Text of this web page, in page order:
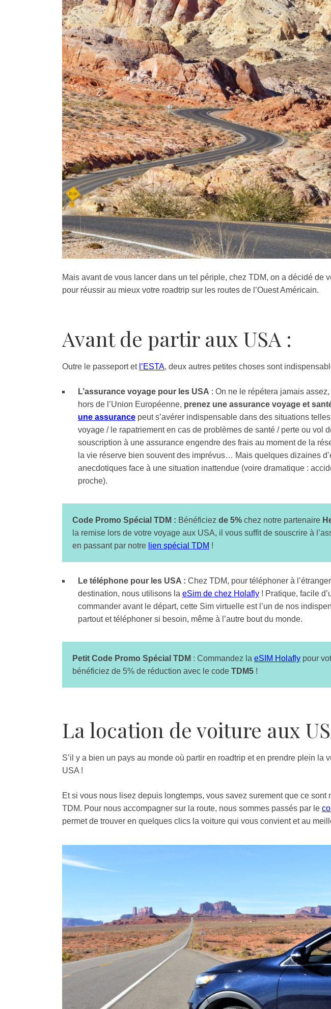
Mais avant de vous lancer dans un tel périple, chez TDM, on a décidé de
pour réussir au mieux votre roadtrip sur les routes de l’Ouest Américain.
Avant de partir aux USA :
Outre le passeport et l’ESTA, deux autres petites choses sont
L’assurance voyage pour les USA : On ne le répétera jamais
hors de l’Union Européenne, prenez une assurance voyage et
une assurance peut s’avérer indispensable dans des situations
voyage / le rapatriement en cas de problèmes de santé / perte ou vol
souscription à une assurance engendre des frais au moment de la
la vie réserve bien souvent des imprévus… Mais quelques dizaines
anecdotiques face à une situation inattendue (voire dramatique :
proche).
Code Promo Spécial TDM : Bénéficiez de 5% chez notre partenaire
la remise lors de votre voyage aux USA, il vous suffit de souscrire à
en passant par notre lien spécial TDM !
Le téléphone pour les USA : Chez TDM, pour téléphoner à
destination, nous utilisons la eSim de chez Holafly ! Pratique, facile
commander avant le départ, cette Sim virtuelle est l’un de nos
partout et téléphoner si besoin, même à l’autre bout du monde.
Petit Code Promo Spécial TDM : Commandez la eSIM Holafly pour
bénéficiez de 5% de réduction avec le code TDM5 !
La location de voiture aux
S’il y a bien un pays au monde où partir en roadtrip et en prendre plein la
USA !
Et si vous nous lisez depuis longtemps, vous savez surement que ce sont
TDM. Pour nous accompagner sur la route, nous sommes passés par le
permet de trouver en quelques clics la voiture qui vous convient et au